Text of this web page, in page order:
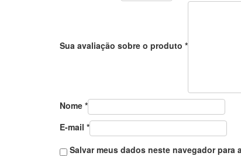
Sua avaliação sobre o produto *
Nome *
E-mail *
Salvar meus dados neste navegador para